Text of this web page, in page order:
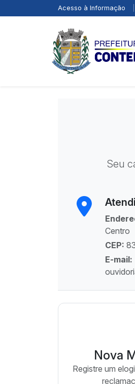
Acesso à Informação
Seu
Centro
CEP:
E-mail:
Nova
Registre um